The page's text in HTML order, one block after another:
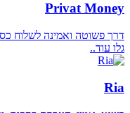
Privat Money
דרך פשוטה ואמינה לשלוח
גלו עוד..
Ria